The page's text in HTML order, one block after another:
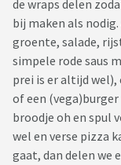
de wraps delen
bij maken als
groente, salade,
simpele rode saus
prei is er altijd wel),
of een
broodje oh en spul
wel en verse pizza
gaat, dan delen we